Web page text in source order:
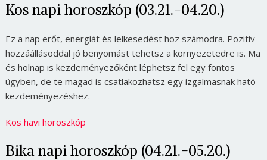
Kos napi horoszkóp (03.21.-04.20.)
Ez a nap erőt, energiát és lelkesedést hoz számodra. Pozitív
hozzáállásoddal jó benyomást tehetsz a környezetedre is. Ma
és holnap is kezdeményezőként léphetsz fel egy fontos
ügyben, de te magad is csatlakozhatsz egy izgalmasnak ható
kezdeményezéshez.
Kos havi horoszkóp
Bika napi horoszkóp (04.21.-05.20.)